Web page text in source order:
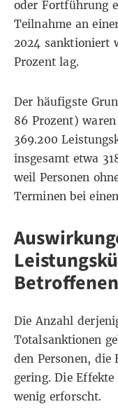
oder Fortführung
Teilnahme an
2024 sanktioniert
Prozent lag.
Der häufigste
86 Prozent)
369.200
insgesamt etwa
weil Personen
Terminen bei
Betroffenen
Die Anzahl
Totalsanktionen
den Personen, die
gering. DieEffekte
wenig erforscht.